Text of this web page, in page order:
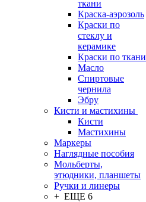
ткани
Краска-аэрозоль
Краски по
стеклу и
керамике
Краски по ткани
Масло
Спиртовые
чернила
Эбру
Кисти и мастихины
Кисти
Мастихины
Маркеры
Наглядные пособия
Мольберты,
этюдники, планшеты
Ручки и линеры
+ ЕЩЕ 6